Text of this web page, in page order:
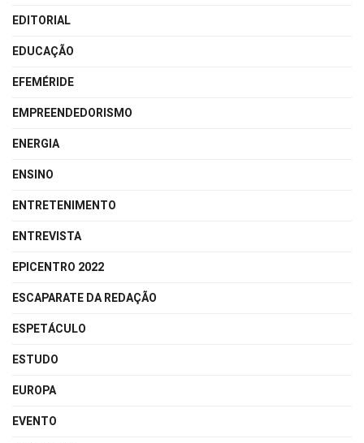
EDITORIAL
EDUCAÇÃO
EFEMÉRIDE
EMPREENDEDORISMO
ENERGIA
ENSINO
ENTRETENIMENTO
ENTREVISTA
EPICENTRO 2022
ESCAPARATE DA REDAÇÃO
ESPETÁCULO
ESTUDO
EUROPA
EVENTO